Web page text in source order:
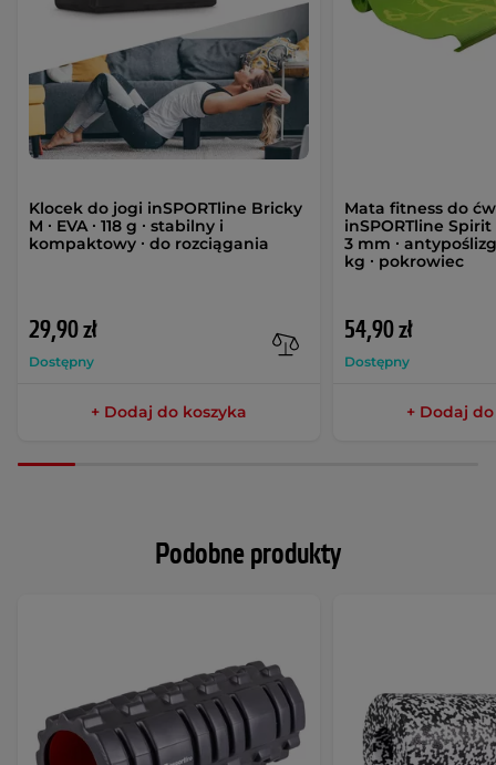
Klocek do jogi inSPORTline Bricky
M ∙ EVA ∙ 118 g ∙ stabilny i
kompaktowy ∙ do rozciągania
29,90 zł
Dostępny
+ Dodaj do koszyka
Mata fitness do
inSPORTline Spirit
3 mm ∙
kg ∙ pokrowiec
54,90 zł
Dostępny
+ Dodaj
Podobne produkty